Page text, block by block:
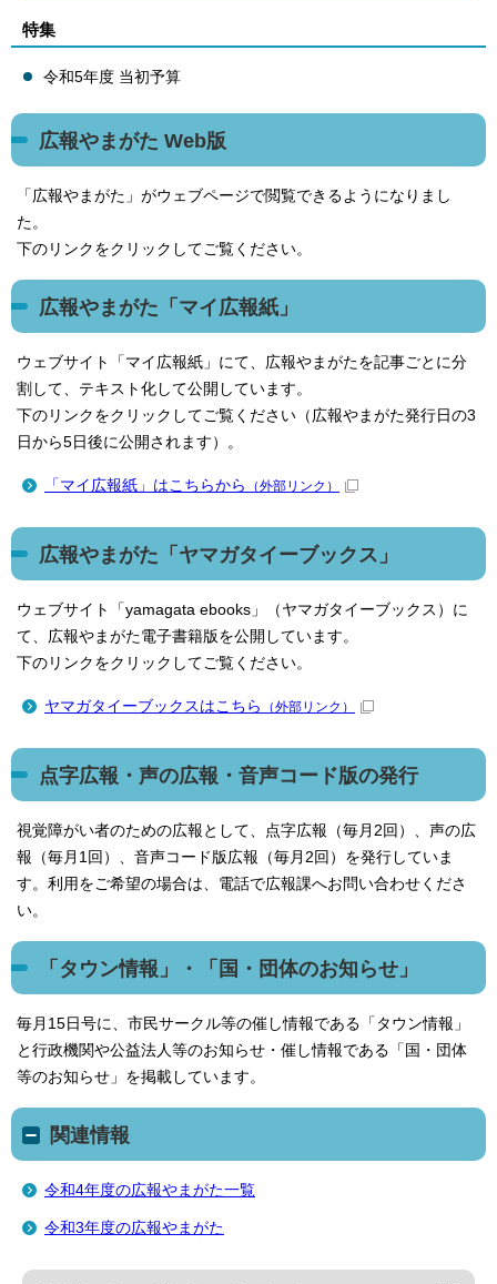
特集
令和5年度 当初予算
広報やまがた Web版
「広報やまがた」がウェブページで閲覧できるようになりまし
た。
下のリンクをクリックしてご覧ください。
広報やまがた「マイ広報紙」
ウェブサイト「マイ広報紙」にて、広報やまがたを記事ごとに分
割して、テキスト化して公開しています。
下のリンクをクリックしてご覧ください（広報やまがた発行日の3
日から5日後に公開されます）。
「マイ広報紙」はこちらから （外部リンク）
広報やまがた「ヤマガタイーブックス」
ウェブサイト「yamagata ebooks」（ヤマガタイーブックス）に
て、広報やまがた電子書籍版を公開しています。
下のリンクをクリックしてご覧ください。
ヤマガタイーブックスはこちら （外部リンク）
点字広報・声の広報・音声コード版の発行
視覚障がい者のための広報として、点字広報（毎月2回）、声の広
報（毎月1回）、音声コード版広報（毎月2回）を発行していま
す。利用をご希望の場合は、電話で広報課へお問い合わせくださ
い。
「タウン情報」・「国・団体のお知らせ」
毎月15日号に、市民サークル等の催し情報である「タウン情報」
と行政機関や公益法人等のお知らせ・催し情報である「国・団体
等のお知らせ」を掲載しています。
関連情報
令和4年度の広報やまがた一覧
令和3年度の広報やまがた